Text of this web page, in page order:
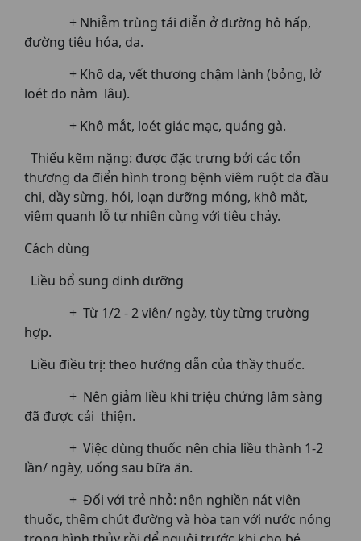
+ Nhiễm trùng tái diễn ở đường hô hấp,
đường tiêu hóa, da.
+ Khô da, vết thương chậm lành (bỏng, lở
loét do nằm lâu).
+ Khô mắt, loét giác mạc, quáng gà.
Thiếu kẽm nặng: được đặc trưng bởi các tổn
thương da điển hình trong bệnh viêm ruột da đầu
chi, dầy sừng, hói, loạn dưỡng móng, khô mắt,
viêm quanh lỗ tự nhiên cùng với tiêu chảy.
Cách dùng
Liều bổ sung dinh dưỡng
+ Từ 1/2 - 2 viên/ ngày, tùy từng trường
hợp.
Liều điều trị: theo hướng dẫn của thầy thuốc.
+ Nên giảm liều khi triệu chứng lâm sàng
đã được cải thiện.
+ Việc dùng thuốc nên chia liều thành 1-2
lần/ ngày, uống sau bữa ăn.
+ Đối với trẻ nhỏ: nên nghiền nát viên
thuốc, thêm chút đường và hòa tan với nước nóng